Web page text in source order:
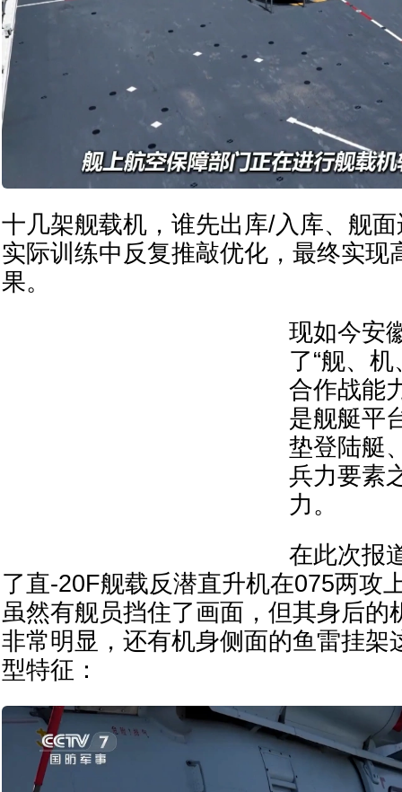
十几架舰载机，谁先出库/入库、舰
实际训练中反复推敲优化，最终实现
果。
现如今安
了“舰、
合作战能
是舰艇平
垫登陆艇
兵力要素
力。
在此次报
了直-20F舰载反潜直升机在075两攻
虽然有舰员挡住了画面，但其身后的
非常明显，还有机身侧面的鱼雷挂架
型特征：